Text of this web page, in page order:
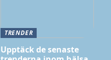
TRENDER
Upptäck de senaste